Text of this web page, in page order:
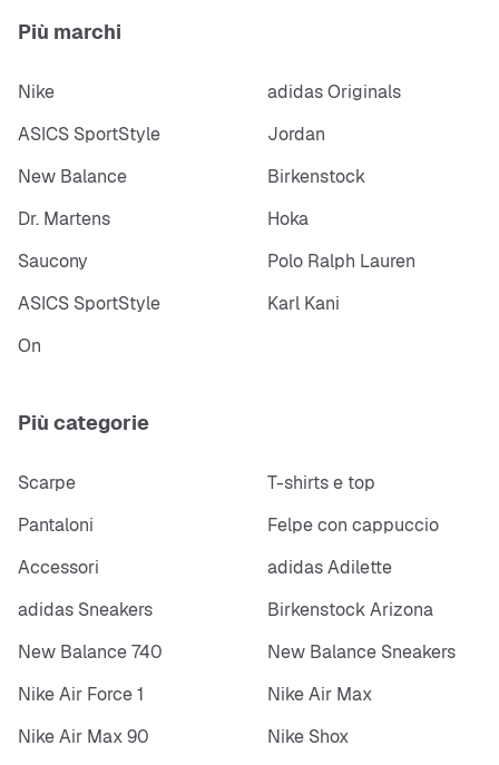
Più marchi
Nike
adidas Originals
ASICS SportStyle
Jordan
New Balance
Birkenstock
Dr. Martens
Hoka
Saucony
Polo Ralph Lauren
ASICS SportStyle
Karl Kani
On
Più categorie
Scarpe
T-shirts e top
Pantaloni
Felpe con cappuccio
Accessori
adidas Adilette
adidas Sneakers
Birkenstock Arizona
New Balance 740
New Balance Sneakers
Nike Air Force 1
Nike Air Max
Nike Air Max 90
Nike Shox